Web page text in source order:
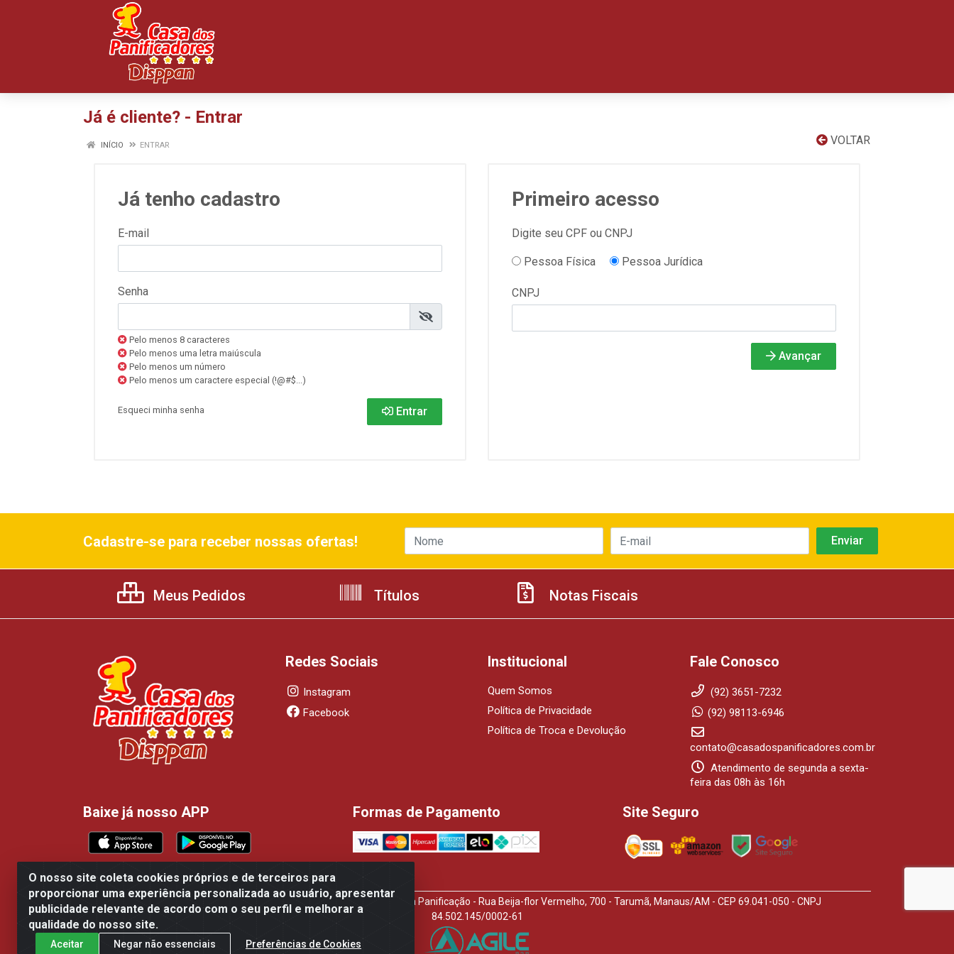
Já é cliente? - Entrar
VOLTAR
INÍCIO ENTRAR
Já tenho cadastro
E-mail
Senha
Pelo menos 8 caracteres
Pelo menos uma letra maiúscula
Pelo menos um número
Pelo menos um caractere especial (!@#$...)
Esqueci minha senha Entrar
Primeiro acesso
Digite seu CPF ou CNPJ
Pessoa Física Pessoa Jurídica
CNPJ
Avançar
O nosso site coleta cookies próprios e de terceiros para
proporcionar uma experiência personalizada ao usuário, apresentar
publicidade relevante de acordo com o seu perfil e melhorar a
qualidade do nosso site.
Aceitar Negar não essenciais Preferências de Cookies
Cadastre-se para receber nossas ofertas!
Meus Pedidos Títulos Notas Fiscais
Redes Sociais
Instagram
Facebook
Institucional
Quem Somos
Política de Privacidade
Política de Troca e Devolução
Fale Conosco
(92) 3651-7232
(92) 98113-6946
contato@casadospanificadores.com.br
Atendimento de segunda a sexta-
feira das 08h às 16h
Baixe já nosso APP Formas de Pagamento Site Seguro
Casa dos Panificadores Disppan Distribuidora de Produtos Para Panificação - Rua Beija-flor Vermelho, 700 - Tarumã, Manaus/AM - CEP 69.041-050 - CNPJ
84.502.145/0002-61